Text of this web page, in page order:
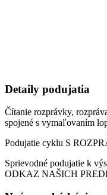
Detaily podujatia
Čítanie rozprávky,
spojené s vymaľovaním
Podujatie cyklu S
Sprievodné podujatie k
ODKAZ NAŠICH